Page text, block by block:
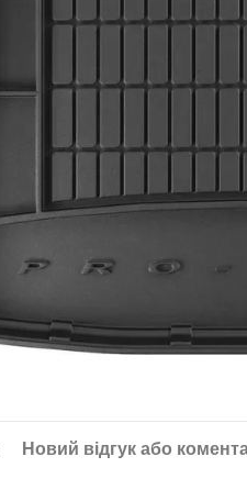
Новий відгук або